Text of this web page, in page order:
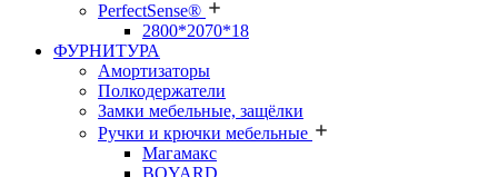
PerfectSense®
2800*2070*18
ФУРНИТУРА
Амортизаторы
Полкодержатели
Замки мебельные, защёлки
Ручки и крючки мебельные
Магамакс
BOYARD